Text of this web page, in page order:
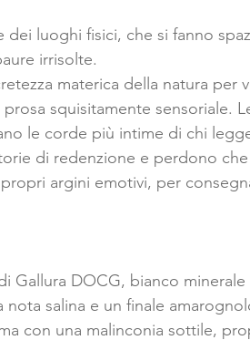
luoghi fisici, che si fanno
irrisolte.
materica della natura per
squisitamente sensoriale.
le corde più intime di chi
di redenzione e perdono
argini emotivi, per
Gallura DOCG, bianco
salina e un finale
con una malinconia sottile,